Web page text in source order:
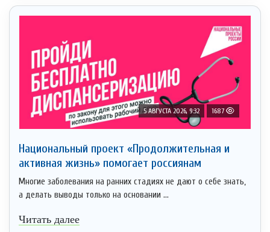
5 АВГУСТА 2026, 9:32 1687
Национальный проект «Продолжительная и
активная жизнь» помогает россиянам
Многие заболевания на ранних стадиях не дают о себе знать,
а делать выводы только на основании ...
Читать далее